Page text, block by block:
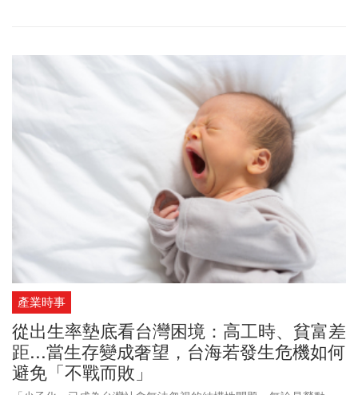
國民。」成了高市早苗勝選的關鍵，也讓自民黨得以擺脫「消費
稅」的枷鎖，更取得未來修憲改革門票。
產業時事
從出生率墊底看台灣困境：高工時、貧富差
距...當生存變成奢望，台海若發生危機如何
避免「不戰而敗」